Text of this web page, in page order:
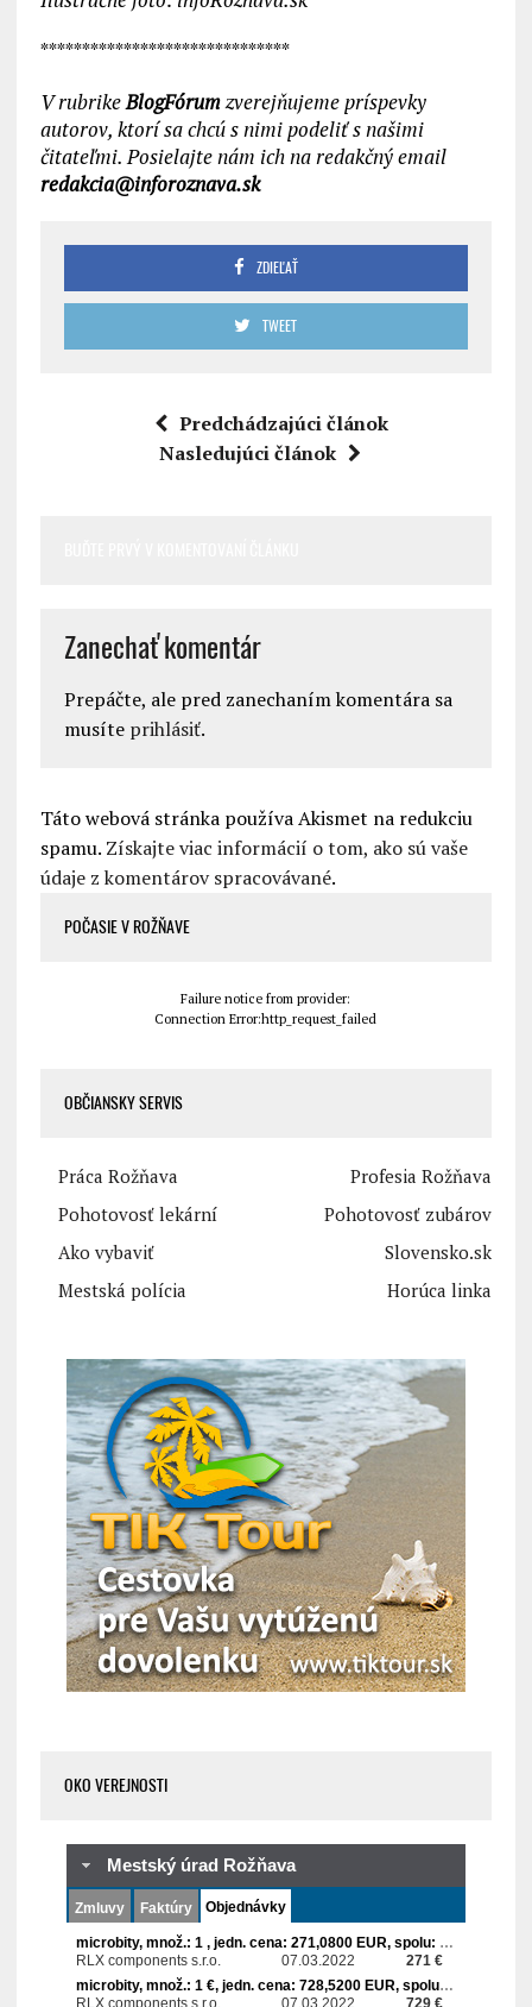
******************************
V rubrikeBlogFórumzverejňujeme príspevky
autorov, ktorí sa chcú s nimi podeliť s našimi
čitateľmi. Posielajte nám ich na redakčný email
redakcia@inforoznava.sk
ZDIEĽAŤ
TWEET
Predchádzajúci článok
Nasledujúci článok
Zanechať komentár
Prepáčte, ale pred zanechaním komentára sa
musíte prihlásiť.
Táto webová stránka používa Akismet na redukciu
spamu. Získajte viac informácií o tom, ako sú vaše
údaje z komentárov spracovávané.
POČASIE V ROŽŇAVE
Failure notice from provider:
Connection Error:http_request_failed
OBČIANSKY SERVIS
Práca Rožňava
Profesia Rožňava
Pohotovosť lekární
Pohotovosť zubárov
Ako vybaviť
Slovensko.sk
Mestská polícia
Horúca linka
OKO VEREJNOSTI